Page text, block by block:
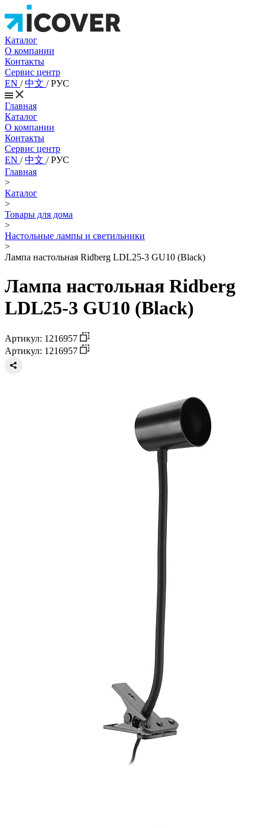
Каталог
О компании
Контакты
Сервис центр
EN /中文 /РУС
Главная
Каталог
О компании
Контакты
Сервис центр
EN /中文 /РУС
Главная
>
Каталог
>
Товары для дома
>
Настольные лампы и светильники
>
Лампа настольная Ridberg LDL25-3 GU10 (Black)
Лампа настольная Ridberg
LDL25-3 GU10 (Black)
Артикул: 1216957
Артикул: 1216957